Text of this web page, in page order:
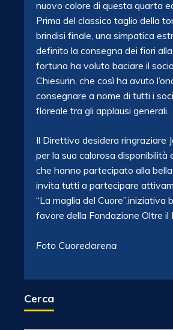
nuovo colore di questa quarta
Prima del classico taglio della
brindisi finale, una simpatica
definito la consegna dei fiori
fortuna ha voluto baciare il
Chiesurin, che così ha avuto
consegnare a nome di tutti i
floreale tra gli applausi generali.
Il Direttivo desidera ringraziare
per la sua calorosa disponibilità
che hanno partecipato alla
invita tutti a partecipare
“La maglia del Cuore”,iniziativa
favore della Fondazione Oltre il
Foto Cuoredarena
Cerca